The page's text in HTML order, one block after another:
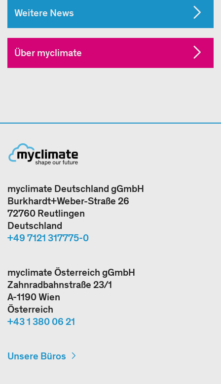
Weitere News
Über myclimate
myclimate Deutschland gGmbH
Burkhardt+Weber-Straße 26
72760 Reutlingen
Deutschland
+49 7121 317775-0
myclimate Österreich gGmbH
Zahnradbahnstraße 23/1
A-1190 Wien
Österreich
+43 1 380 06 21
Unsere Büros